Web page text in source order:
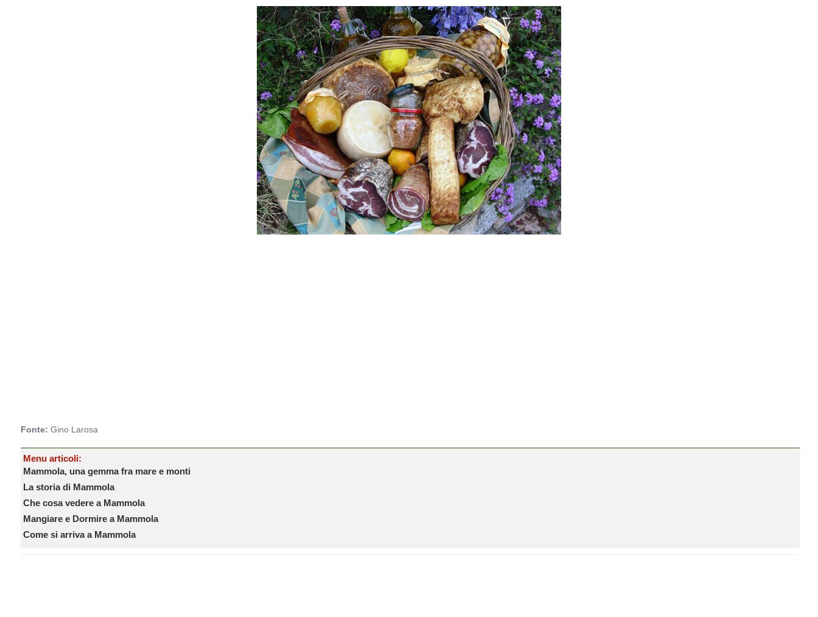
Fonte: Gino Larosa
Menu articoli:
Mammola, una gemma fra mare e monti
La storia di Mammola
Che cosa vedere a Mammola
Mangiare e Dormire a Mammola
Come si arriva a Mammola